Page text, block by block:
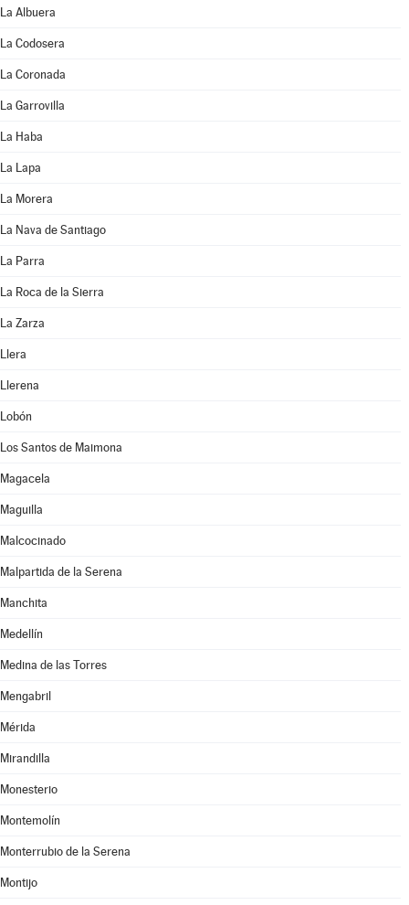
La Albuera
La Codosera
La Coronada
La Garrovilla
La Haba
La Lapa
La Morera
La Nava de Santiago
La Parra
La Roca de la Sierra
La Zarza
Llera
Llerena
Lobón
Los Santos de Maimona
Magacela
Maguilla
Malcocinado
Malpartida de la Serena
Manchita
Medellín
Medina de las Torres
Mengabril
Mérida
Mirandilla
Monesterio
Montemolín
Monterrubio de la Serena
Montijo